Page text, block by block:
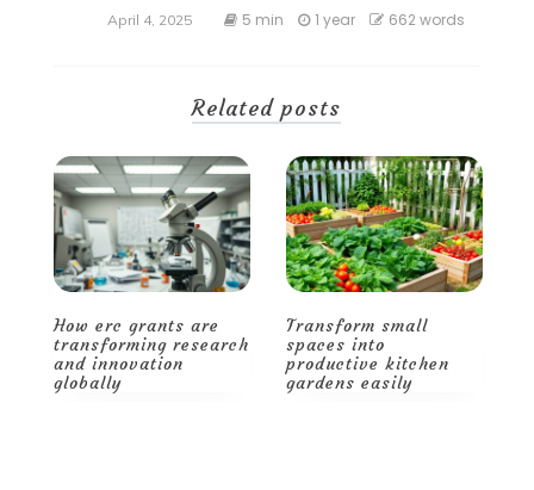
April 4, 2025 5 min 1 year 662 words
Related posts
Transform small
spaces into
productive kitchen
gardens easily
Smart storage and
decor tips for a
spacious, stylish
home